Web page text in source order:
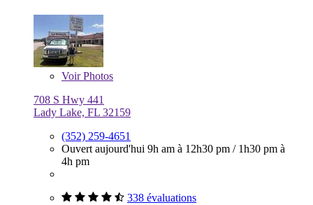
VoirPhotos
708 S Hwy 441
Lady Lake, FL 32159
(352) 259-4651
Ouvert aujourd'hui 9h am à 12h30 pm / 1h30 pm à
4h pm
338 évaluations